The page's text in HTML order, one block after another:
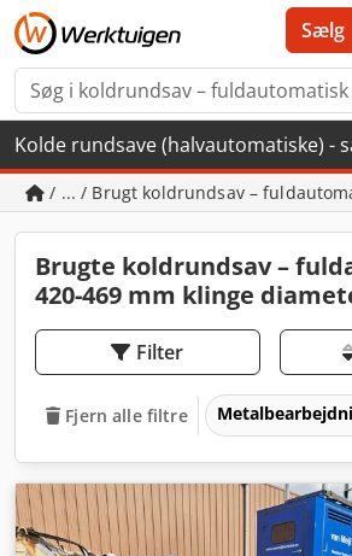
Sælg
Kolde rundsave (halvautomatiske) -
/ ... / Brugt koldrundsav –
Brugte koldrundsav –
420-469 mm klinge
Filter
Fjern alle filtre